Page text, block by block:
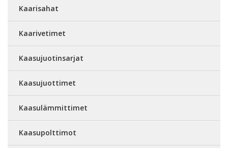
Kaarisahat
Kaarivetimet
Kaasujuotinsarjat
Kaasujuottimet
Kaasulämmittimet
Kaasupolttimot